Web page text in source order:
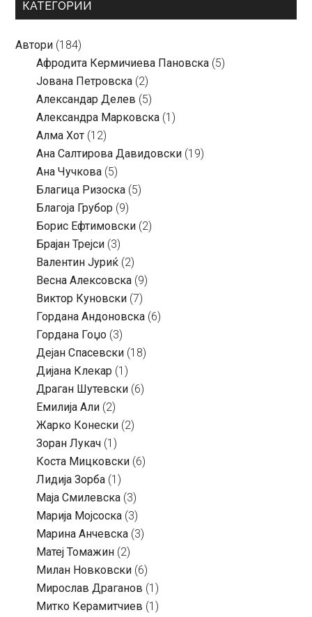
КАТЕГОРИИ
Автори (184)
Aфродита Кермичиева Пановска (5)
Јована Петровска (2)
Александар Делев (5)
Александра Марковска (1)
Алма Хот (12)
Ана Салтирова Давидовски (19)
Ана Чучкова (5)
Благица Ризоска (5)
Благоја Грубор (9)
Борис Ефтимовски (2)
Брајан Трејси (3)
Валентин Јуриќ (2)
Весна Алексовска (9)
Виктор Куновски (7)
Гордана Андоновска (6)
Гордана Гоџо (3)
Дејан Спасевски (18)
Дијана Клекар (1)
Драган Шутевски (6)
Емилија Али (2)
Жарко Конески (2)
Зоран Лукач (1)
Коста Мицковски (6)
Лидија Зорба (1)
Маја Смилевска (3)
Марија Мојсоска (3)
Марина Анчевска (3)
Матеј Томажин (2)
Милан Новковски (6)
Мирослав Драганов (1)
Митко Керамитчиев (1)